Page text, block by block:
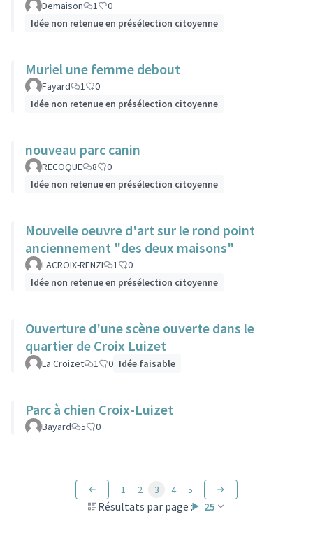
Demaison 1
0
Idée non retenue en présélection citoyenne
Muriel une femme debout
Fayard 1
0
Idée non retenue en présélection citoyenne
nouveau parc canin
RECOQUE 8
0
Idée non retenue en présélection citoyenne
Nouvelle oeuvre d'art sur le rond point
anciennement "des deux maisons"
LACROIX-RENZI 1
0
Idée non retenue en présélection citoyenne
Ouverture d'une scène ouverte dans le
quartier de Croix Luizet
La Croizet 1 0 Idée faisable
Parc à chien Croix-Luizet
Bayard 5 0
Résultats par page : 25
1 2 3 4 5